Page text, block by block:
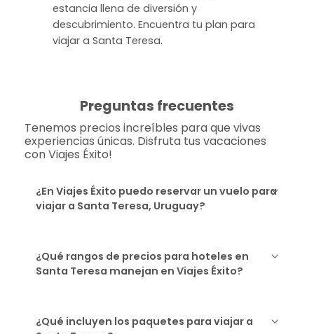
estancia llena de diversión y
descubrimiento. Encuentra tu plan para
viajar a Santa Teresa.
Preguntas frecuentes
Tenemos precios increíbles para que vivas
experiencias únicas. Disfruta tus vacaciones
con Viajes Éxito!
¿En Viajes Éxito puedo reservar un vuelo para
viajar a Santa Teresa, Uruguay?
¿Qué rangos de precios para hoteles en
Santa Teresa manejan en Viajes Éxito?
¿Qué incluyen los paquetes para viajar a